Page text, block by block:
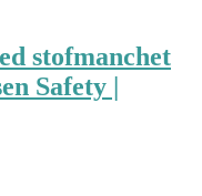
stofmanchet
Safety |